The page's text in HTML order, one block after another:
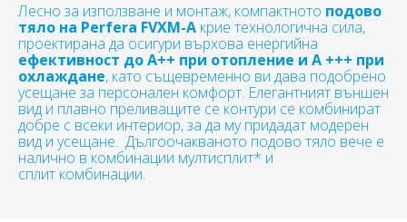
Лесно за използване и монтаж, компактното подово
тяло на Perfera FVXM-A крие технологична сила,
проектирана да осигури върхова енергийна
ефективност до A++ при отопление и A +++ при
охлаждане, като същевременно ви дава подобрено
усещане за персонален комфорт. Елегантният външен
вид и плавно преливащите се контури се комбинират
добре с всеки интериор, за да му придадат модерен
вид и усещане. Дългоочакваното подово тяло вече е
налично в комбинации мултисплит* и
сплит комбинации.